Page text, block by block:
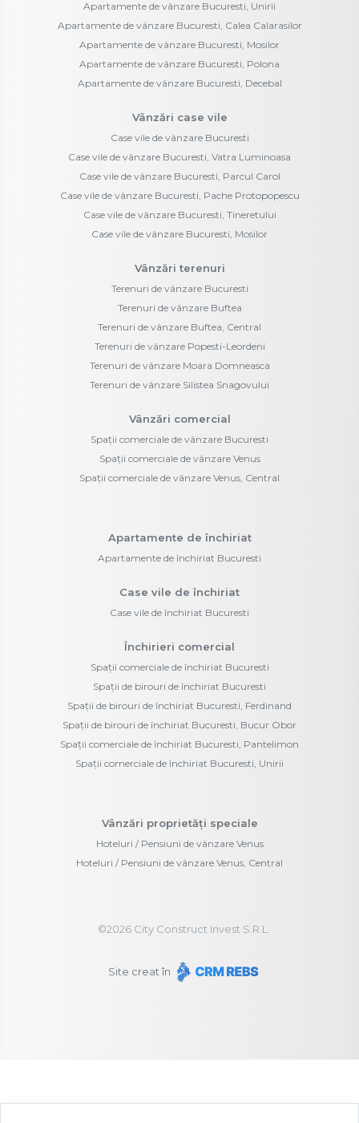
Apartamente de vânzare Bucuresti, Unirii
Apartamente de vânzare Bucuresti, Calea Calarasilor
Apartamente de vânzare Bucuresti, Mosilor
Apartamente de vânzare Bucuresti, Polona
Apartamente de vânzare Bucuresti, Decebal
Vânzări case vile
Case vile de vânzare Bucuresti
Case vile de vânzare Bucuresti, Vatra Luminoasa
Case vile de vânzare Bucuresti, Parcul Carol
Case vile de vânzare Bucuresti, Pache Protopopescu
Case vile de vânzare Bucuresti, Tineretului
Case vile de vânzare Bucuresti, Mosilor
Vânzări terenuri
Terenuri de vânzare Bucuresti
Terenuri de vânzare Buftea
Terenuri de vânzare Buftea, Central
Terenuri de vânzare Popesti-Leordeni
Terenuri de vânzare Moara Domneasca
Terenuri de vânzare Silistea Snagovului
Vânzări comercial
Spații comerciale de vânzare Bucuresti
Spații comerciale de vânzare Venus
Spații comerciale de vânzare Venus, Central
Apartamente de închiriat
Apartamente de închiriat Bucuresti
Case vile de închiriat
Case vile de închiriat Bucuresti
Închirieri comercial
Spații comerciale de închiriat Bucuresti
Spații de birouri de închiriat Bucuresti
Spații de birouri de închiriat Bucuresti, Ferdinand
Spații de birouri de închiriat Bucuresti, Bucur Obor
Spații comerciale de închiriat Bucuresti, Pantelimon
Spații comerciale de închiriat Bucuresti, Unirii
Vânzări proprietăți speciale
Hoteluri / Pensiuni de vânzare Venus
Hoteluri / Pensiuni de vânzare Venus, Central
©2026City Construct Invest S.R.L.
Site creat în